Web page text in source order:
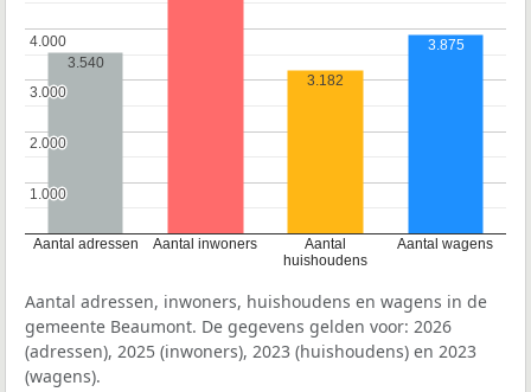
Aantal adressen Aantal inwoners
Aantal
huishoudens
Aantal wagens
1.000
1.000
2.000
2.000
3.000
3.000
4.000
4.000
3.540
3.182
3.875
Aantal adressen, inwoners, huishoudens en wagens in de
gemeente Beaumont. De gegevens gelden voor: 2026
(adressen), 2025 (inwoners), 2023 (huishoudens) en 2023
(wagens).